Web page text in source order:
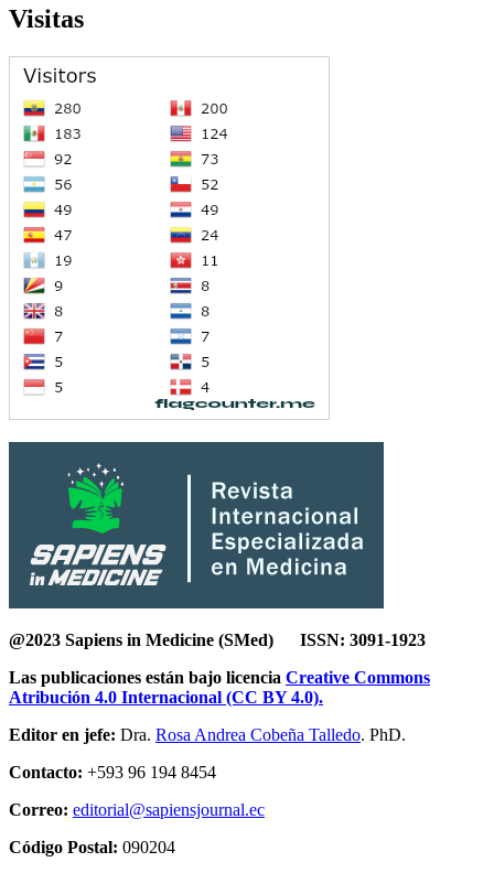
Visitas
@2023 Sapiens in Medicine (SMed) ISSN: 3091-1923
Las publicaciones están bajo licencia Creative Commons
Atribución 4.0 Internacional (CC BY 4.0).
Editor en jefe: Dra. Rosa Andrea Cobeña Talledo. PhD.
Contacto: +593 96 194 8454
Correo: editorial@sapiensjournal.ec
Código Postal: 090204